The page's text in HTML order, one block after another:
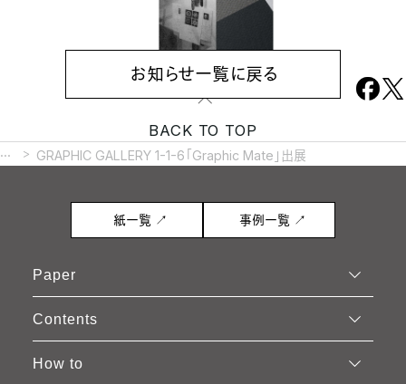
お知らせ一覧に戻る
BACK TO TOP
... GRAPHIC GALLERY 1-1-6「Graphic Mate」出展
紙一覧 ↗ 事例一覧 ↗
Paper
Contents
How to